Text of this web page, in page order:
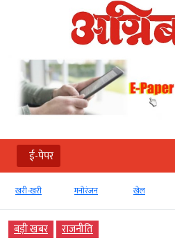
ई-पेपर
खरी-खरी मनोरंजन खेल
बड़ी खबर राजनीति